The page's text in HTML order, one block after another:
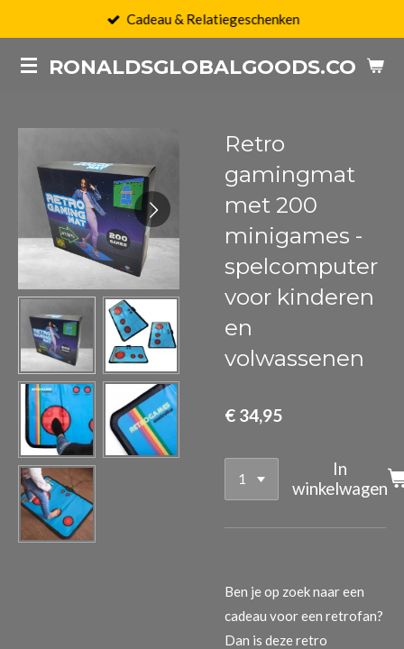
naar
RONALDSGLOBALGOODS.COM
Cadeau & Relatiegeschenken
Retro
gamingmat
met 200
minigames -
spelcomputer
voor kinderen
en
volwassenen
€ 34,95
In
winkelwagen
Ben je op zoek naar een
cadeau voor een retrofan?
Dan is deze retro